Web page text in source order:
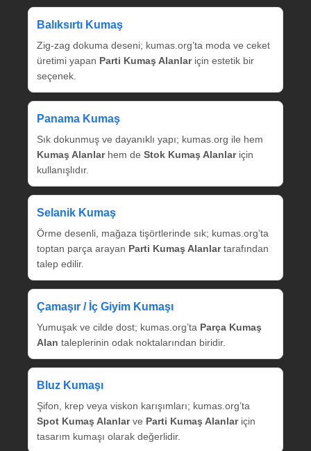
Balıksırtı Kumaş
Zig‑zag dokuma deseni; kumas.org’ta moda ve ceket
üretimi yapan Parti Kumaş Alanlariçin estetik bir
seçenek.
Panama Kumaş
Sık dokunmuş ve dayanıklı yapı; kumas.org ile hem
Kumaş Alanlarhem de Stok Kumaş Alanlariçin
kullanışlıdır.
Selanik Kumaş
Örme desenli, mağaza tişörtlerinde sık; kumas.org’ta
toptan parça arayan Parti Kumaş Alanlartarafından
talep edilir.
Çamaşır / İç Giyim Kumaşı
Yumuşak ve cilde dost; kumas.org’ta Parça Kumaş
Alan taleplerinin odak noktalarından biridir.
Bluz Kumaşı
Şifon, krep veya viskon karışımları; kumas.org’ta
Spot Kumaş Alanlarve Parti Kumaş Alanlariçin
tasarım kumaşı olarak değerlidir.